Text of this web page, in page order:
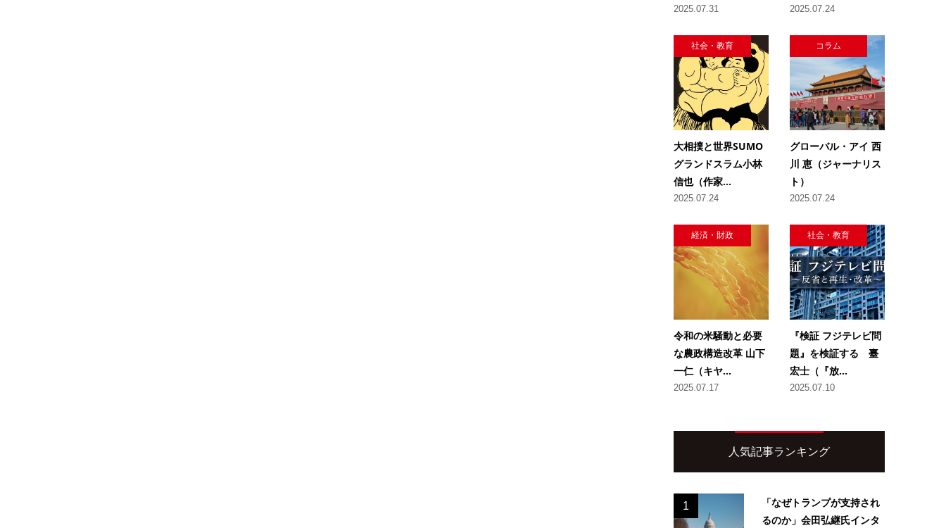
2025.07.31 2025.07.24
社会・教育
大相撲と世界SUMO
グランドスラム小林
信也（作家...
2025.07.24
コラム
グローバル・アイ 西
川 恵（ジャーナリス
ト）
2025.07.24
経済・財政
令和の米騒動と必要
な農政構造改革 山下
一仁（キヤ...
2025.07.17
社会・教育
『検証 フジテレビ問
題』を検証する 臺
宏士（『放...
2025.07.10
人気記事ランキング
1
「なぜトランプが支持され
るのか」会田弘継氏インタ